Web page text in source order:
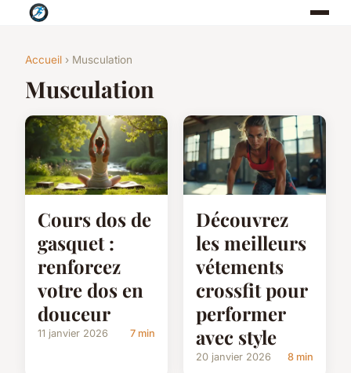
Accueil › Musculation
Musculation
Cours dos de
gasquet :
renforcez
votre dos en
douceur
11 janvier 2026 7 min
Découvrez
les meilleurs
vétements
crossfit pour
performer
avec style
20 janvier 2026 8 min